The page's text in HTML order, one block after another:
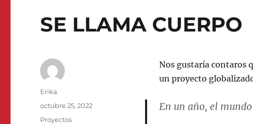
SE LLAMA CUERPO
Nos gustaría contaros
un proyecto
En un año, el
Autor
Erika
Publicado
octubre 25, 2022
Categorías
Proyectos